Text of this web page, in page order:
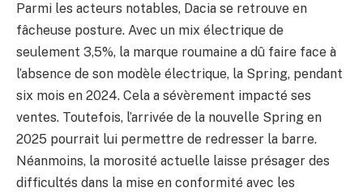
Parmi les acteurs notables, Dacia se retrouve en
fâcheuse posture. Avec un mix électrique de
seulement 3,5%, la marque roumaine a dû faire face à
l’absence de son modèle électrique, la Spring, pendant
six mois en 2024. Cela a sévèrement impacté ses
ventes. Toutefois, l’arrivée de la nouvelle Spring en
2025 pourrait lui permettre de redresser la barre.
Néanmoins, la morosité actuelle laisse présager des
difficultés dans la mise en conformité avec les